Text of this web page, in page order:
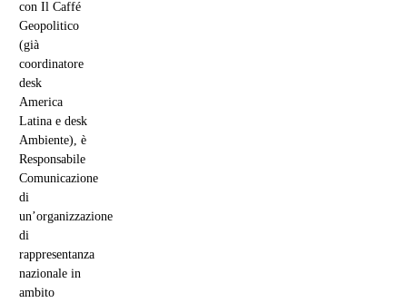
con Il Caffé
Geopolitico
(già
coordinatore
desk
America
Latina e desk
Ambiente), è
Responsabile
Comunicazione
di
un’organizzazione
di
rappresentanza
nazionale in
ambito